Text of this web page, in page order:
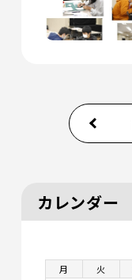
カレンダー
月 火